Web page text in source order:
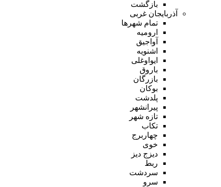
بازگشت
آذربایجان غربی
تمام شهر‌ها
ارومیه
آواجیق
اشنویه
ایواوغلی
باروق
بازرگان
بوکان
پلدشت
پیرانشهر
تازه شهر
تکاب
چهاربرج
خوی
دیزج دیز
ربط
سردشت
سرو